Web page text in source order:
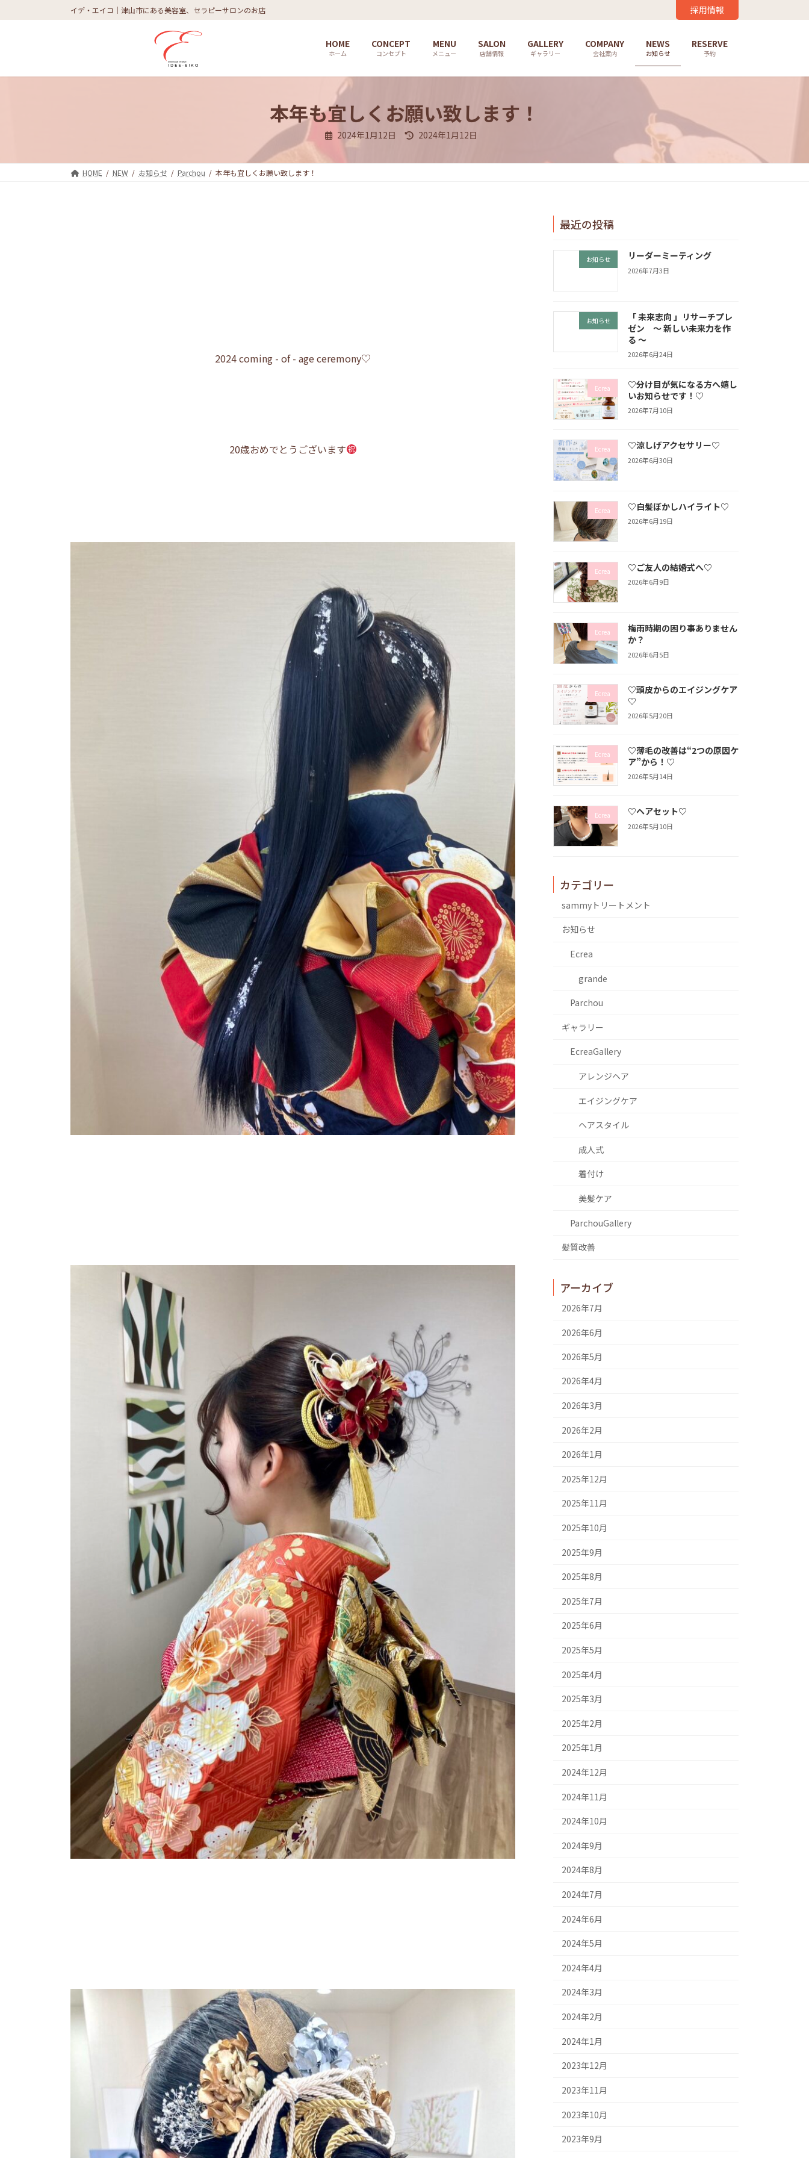
ン
へ
ビ
ョ
イデ・エイコ｜津山市にある美容室、セラピーサロンのお店 採用情報
HOME
ホーム
CONCEPT
コンセプト
MENU
メニュー
SALON
店舗情報
GALLERY
ギャラリー
COMPANY
会社案内
NEWS
お知らせ
RESERVE
予約
本年も宜しくお願い致します！
2024年1月12日 最
2024年1月12日
HOME NEW お知らせ Parchou 本年も宜しくお願い致します！
2024 coming - of - age ceremony♡
20歳おめでとうございます
最近の投稿
お知らせ リーダーミーティング
2026年7月3日
お知らせ
「 未来志向 」リサーチプレ
ゼン ～ 新しい未来力を作
る ～
2026年6月24日
Ecrea
♡分け目が気になる方へ嬉し
いお知らせです！♡
2026年7月10日
Ecrea ♡涼しげアクセサリー♡
2026年6月30日
Ecrea ♡白髪ぼかしハイライト♡
2026年6月19日
Ecrea ♡ご友人の結婚式へ♡
2026年6月9日
Ecrea
梅雨時期の困り事ありません
か？
2026年6月5日
Ecrea
♡頭皮からのエイジングケア
♡
2026年5月20日
Ecrea
♡薄毛の改善は“2つの原因ケ
ア”から！♡
2026年5月14日
Ecrea ♡ヘアセット♡
2026年5月10日
カテゴリー
sammyトリートメント
お知らせ
Ecrea
grande
Parchou
ギャラリー
EcreaGallery
アレンジヘア
エイジングケア
ヘアスタイル
成人式
着付け
美髪ケア
ParchouGallery
髪質改善
アーカイブ
2026年7月
2026年6月
2026年5月
2026年4月
2026年3月
2026年2月
2026年1月
2025年12月
2025年11月
2025年10月
2025年9月
2025年8月
2025年7月
2025年6月
2025年5月
2025年4月
2025年3月
2025年2月
2025年1月
2024年12月
2024年11月
2024年10月
2024年9月
2024年8月
2024年7月
2024年6月
2024年5月
2024年4月
2024年3月
2024年2月
2024年1月
2023年12月
2023年11月
2023年10月
2023年9月